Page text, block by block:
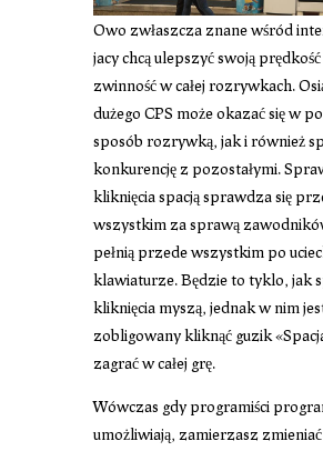
Owo zwłaszcza znane wśród
jacy chcą ulepszyć swoją
zwinność w całej rozrywkach.
dużego CPS może okazać się w
sposób rozrywką, jak i również
konkurencję z pozostałymi.
kliknięcia spacją sprawdza się
wszystkim za sprawą
pełnią przede wszystkim po
klawiaturze. Będzie to tyklo, jak
kliknięcia myszą, jednak w nim
zobligowany kliknąć guzik
zagrać w całej grę.
Wówczas gdy programiści
umożliwiają, zamierzasz